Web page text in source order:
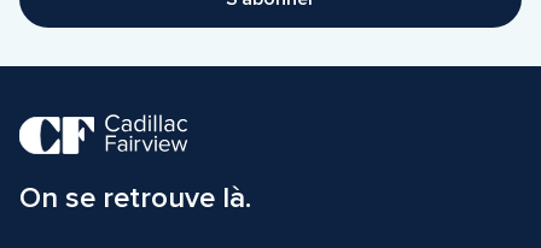
On se retrouve là.